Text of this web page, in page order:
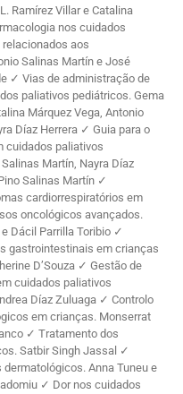
Ramírez Villar e Catalina
nos cuidados
aos
Salinas Martín e José
✓ Vias de administração de
paliativos pediátricos. Gema
Márquez Vega, Antonio
Díaz Herrera ✓ Guia para o
cuidados paliativos
Martín, Nayra Díaz
Salinas Martín ✓
cardiorrespiratórios em
oncológicos avançados.
Dácil Parrilla Toribio ✓
gastrointestinais em crianças
D’Souza ✓ Gestão de
cuidados paliativos
Díaz Zuluaga ✓ Controlo
em crianças. Monserrat
✓ Tratamento dos
Satbir Singh Jassal ✓
Anna Tuneu e
✓ Dor nos cuidados